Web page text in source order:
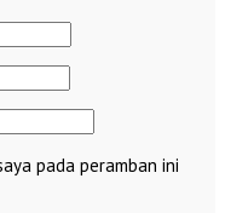
pada peramban ini